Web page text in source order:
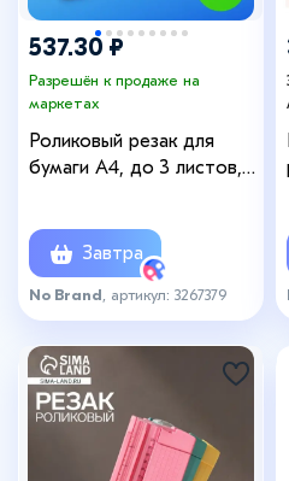
537.30 ₽
Разрешён к продаже на
маркетах
Роликовый резак для
бумаги А4, до 3 листов,
МИКСЗавтра
No Brand , артикул: 3267379